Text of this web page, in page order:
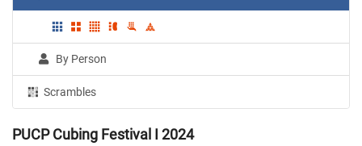
By Person
Scrambles
PUCP Cubing Festival I 2024